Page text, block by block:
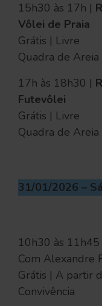
15h30 às 17h |
Vôlei de Praia
Grátis | Livre
Quadra de Areia
17h às 18h30 |
Futevôlei
Grátis | Livre
Quadra de Areia
31/01/2026 –
10h30 às
Com Alexandre
Grátis | A partir
Convivência